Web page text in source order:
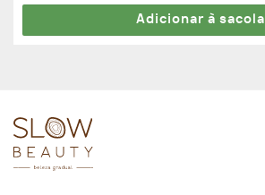
Adicionar à sacola